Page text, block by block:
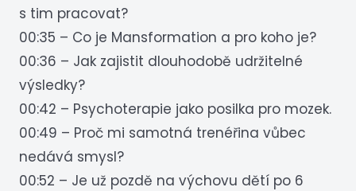
s tim pracovat?
00:35 – Co je Mansformation a pro koho je?
00:36 – Jak zajistit dlouhodobě udržitelné
výsledky?
00:42 – Psychoterapie jako posilka pro mozek.
00:49 – Proč mi samotná trenéřina vůbec
nedává smysl?
00:52 – Je už pozdě na výchovu dětí po 6